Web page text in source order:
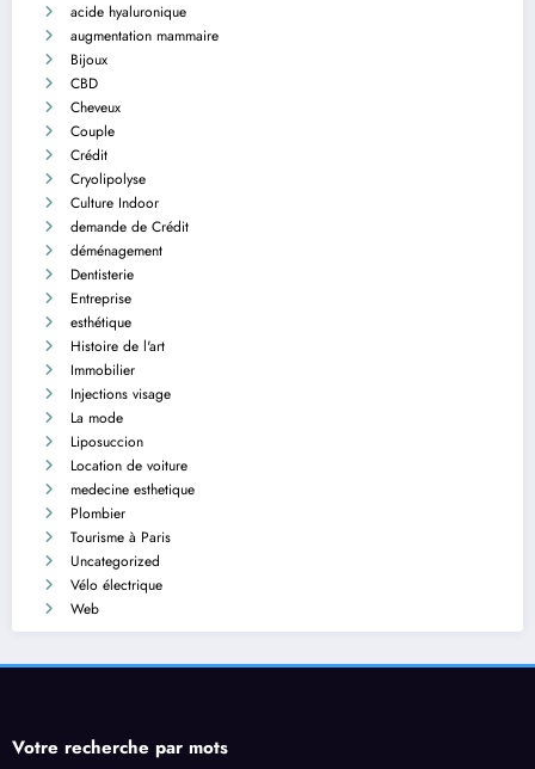
acide hyaluronique
augmentation mammaire
Bijoux
CBD
Cheveux
Couple
Crédit
Cryolipolyse
Culture Indoor
demande de Crédit
déménagement
Dentisterie
Entreprise
esthétique
Histoire de l'art
Immobilier
Injections visage
La mode
Liposuccion
Location de voiture
medecine esthetique
Plombier
Tourisme à Paris
Uncategorized
Vélo électrique
Web
Votre recherche par mots